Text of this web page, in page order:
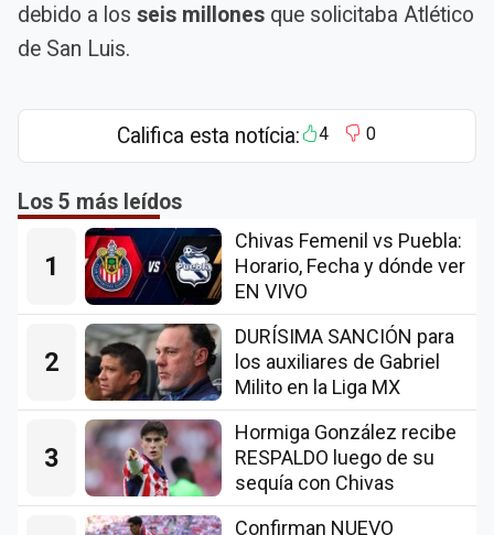
debido a los seis millones que solicitaba Atlético
de San Luis.
Califica esta notícia: 4 0
Los 5 más leídos
1
Chivas Femenil vs Puebla:
Horario, Fecha y dónde ver
EN VIVO
2
DURÍSIMA SANCIÓN para
los auxiliares de Gabriel
Milito en la Liga MX
3
Hormiga González recibe
RESPALDO luego de su
sequía con Chivas
Confirman NUEVO